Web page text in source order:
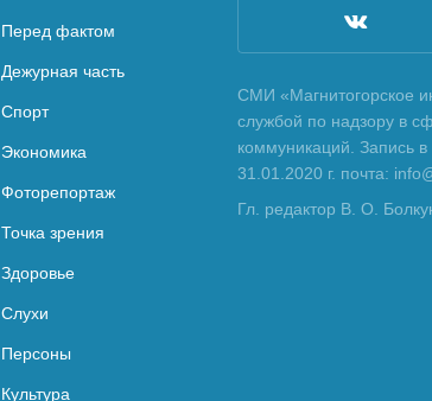
Перед фактом
Дежурная часть
Спорт
Экономика
Фоторепортаж
Точка зрения
Здоровье
Слухи
Персоны
Культура
СМИ «Магнитогорское
службой по надзору в
коммуникаций. Запись
31.01.2020 г. почта:
Гл. редактор В. О.